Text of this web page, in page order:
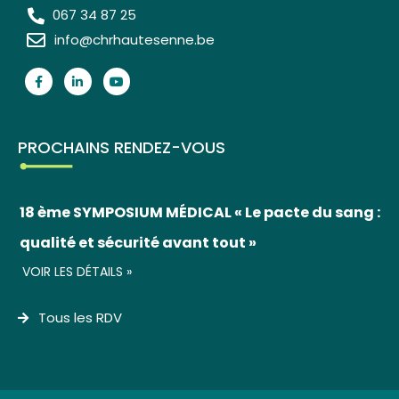
067 34 87 25
info@chrhautesenne.be
PROCHAINS RENDEZ-VOUS
18 ème SYMPOSIUM MÉDICAL « Le pacte du sang :
qualité et sécurité avant tout »
VOIR LES DÉTAILS »
Tous les RDV